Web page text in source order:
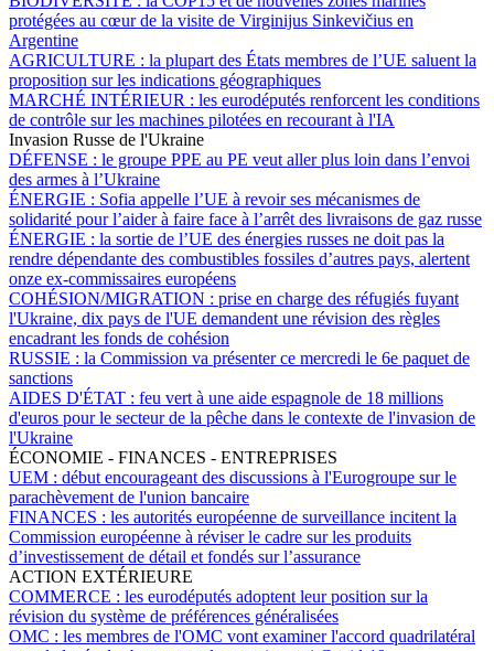
protégées au cœur de la visite de Virginijus Sinkevičius en
Argentine
AGRICULTURE : la plupart des États membres de l’UE saluent la
proposition sur les indications géographiques
MARCHÉ INTÉRIEUR : les eurodéputés renforcent les conditions
de contrôle sur les machines pilotées en recourant à l'IA
Invasion Russe de l'Ukraine
DÉFENSE : le groupe PPE au PE veut aller plus loin dans l’envoi
des armes à l’Ukraine
ÉNERGIE : Sofia appelle l’UE à revoir ses mécanismes de
solidarité pour l’aider à faire face à l’arrêt des livraisons de gaz russe
ÉNERGIE : la sortie de l’UE des énergies russes ne doit pas la
rendre dépendante des combustibles fossiles d’autres pays, alertent
onze ex-commissaires européens
COHÉSION/MIGRATION : prise en charge des réfugiés fuyant
l'Ukraine, dix pays de l'UE demandent une révision des règles
encadrant les fonds de cohésion
RUSSIE : la Commission va présenter ce mercredi le 6e paquet de
sanctions
AIDES D'ÉTAT : feu vert à une aide espagnole de 18 millions
d'euros pour le secteur de la pêche dans le contexte de l'invasion de
l'Ukraine
ÉCONOMIE - FINANCES - ENTREPRISES
UEM : début encourageant des discussions à l'Eurogroupe sur le
parachèvement de l'union bancaire
FINANCES : les autorités européenne de surveillance incitent la
Commission européenne à réviser le cadre sur les produits
d’investissement de détail et fondés sur l’assurance
ACTION EXTÉRIEURE
COMMERCE : les eurodéputés adoptent leur position sur la
révision du système de préférences généralisées
OMC : les membres de l'OMC vont examiner l'accord quadrilatéral